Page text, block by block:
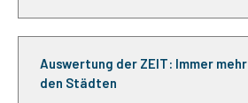
Auswertung der ZEIT: Immer
den Städten